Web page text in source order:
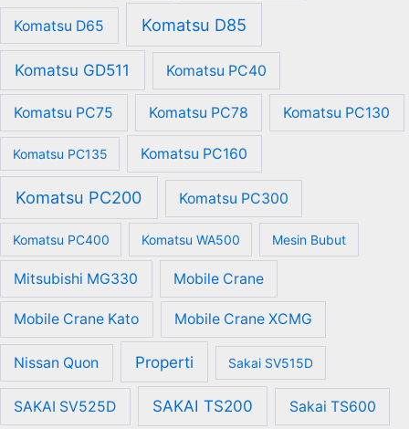
Komatsu D65 Komatsu D85
Komatsu GD511 Komatsu PC40
Komatsu PC75 Komatsu PC78 Komatsu PC130
Komatsu PC135 Komatsu PC160
Komatsu PC200 Komatsu PC300
Komatsu PC400 Komatsu WA500 Mesin Bubut
Mitsubishi MG330 Mobile Crane
Mobile Crane Kato Mobile Crane XCMG
Nissan Quon Properti Sakai SV515D
SAKAI SV525D SAKAI TS200 Sakai TS600